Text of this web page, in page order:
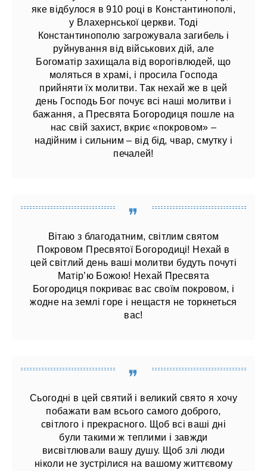
яке відбулося в 910 році в Константинополі,
у Влахернської церкви. Тоді
Константинополю загрожувала загибель і
руйнування від військових дій, але
Богоматір захищала від ворогівлюдей, що
моляться в храмі, і просила Господа
прийняти їх молитви. Так нехай же в цей
день Господь Бог почує всі наші молитви і
бажання, а Пресвята Богородиця пошле на
нас свій захист, вкриє «покровом» –
надійним і сильним – від бід, чвар, смутку і
печалей!
Вітаю з благодатним, світлим святом
Покровом Пресвятої Богородиці! Нехай в
цей світлий день ваші молитви будуть почуті
Матір’ю Божою! Нехай Пресвята
Богородиця покриває вас своїм покровом, і
жодне на землі горе і нещастя не торкнеться
вас!
Сьогодні в цей святий і великий свято я хочу
побажати вам всього самого доброго,
світлого і прекрасного. Щоб всі ваші дні
були такими ж теплими і завжди
висвітлювали вашу душу. Щоб злі люди
ніколи не зустрілися на вашому життєвому